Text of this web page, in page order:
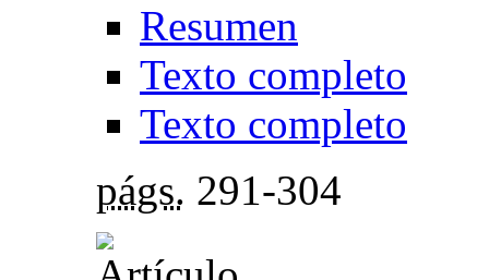
Resumen
Texto completo
Texto completo
págs. 291-304